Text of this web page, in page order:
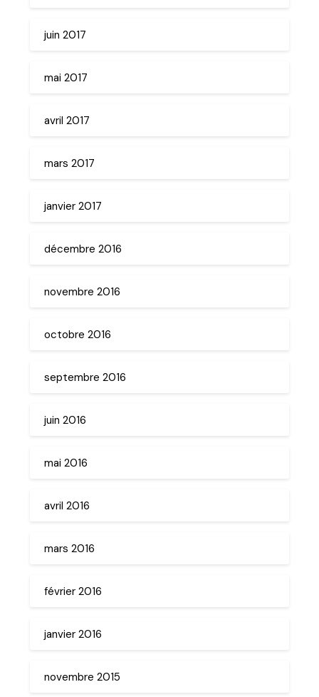
juin 2017
mai 2017
avril 2017
mars 2017
janvier 2017
décembre 2016
novembre 2016
octobre 2016
septembre 2016
juin 2016
mai 2016
avril 2016
mars 2016
février 2016
janvier 2016
novembre 2015